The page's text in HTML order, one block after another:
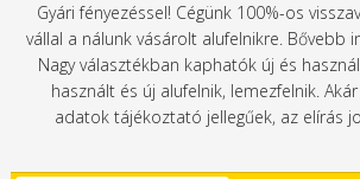
Gyári fényezéssel! Cégünk 100%-os
vállal a nálunk vásárolt alufelnikre. Bővebb
Nagy választékban kaphatók új és
használt és új alufelnik, lemezfelnik.
adatok tájékoztató jellegűek, az elírás